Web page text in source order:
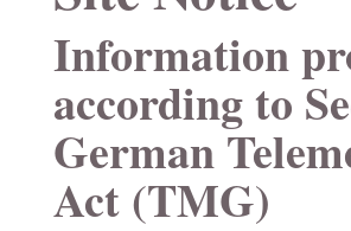
Information
according to
German
Act (TMG)